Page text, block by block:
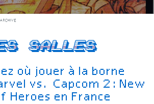
salles
où jouer à la borne
vs. Capcom 2: New
Heroes en France